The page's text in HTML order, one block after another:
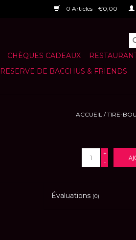
0 Articles - €0,00
CHÈQUES CADEAUX
DE BACCHUS & FRIENDS
ACCUEIL /TIRE-
+
-
Évaluations (0)